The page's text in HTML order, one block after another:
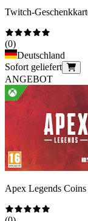
Twitch-
(0)
Deutschland
Sofort geliefert
ANGEBOT
Apex Legends